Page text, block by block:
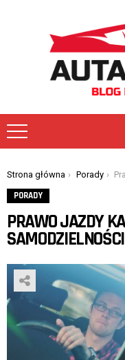
You are here:
Strona główna Porady
PORADY
PRAWO JAZDY
SAMODZIELNOŚCI